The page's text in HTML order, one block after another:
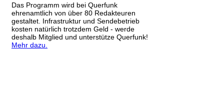
Das Programm wird bei Querfunk
ehrenamtlich von über 80 Redakteuren
gestaltet. Infrastruktur und Sendebetrieb
kosten natürlich trotzdem Geld - werde
deshalb Mitglied und unterstütze Querfunk!
Mehr dazu.